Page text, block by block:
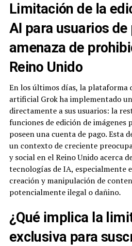
Limitación de la
AI para usuarios de
amenaza de
Reino Unido
En los últimos días, la plataforma
artificial Grok ha implementado
directamente a sus usuarios: la
funciones de edición de imágenes
poseen una cuenta de pago. Esta
un contexto de creciente
y social en el Reino Unido acerca
tecnologías de IA, especialmente
creación y manipulación de
potencialmente ilegal o dañino.
¿Qué implica la
exclusiva para